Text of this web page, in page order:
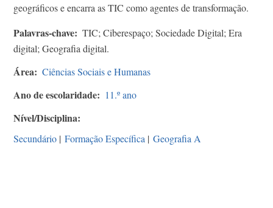
geográficos e encarra as TIC como agentes de transformação.
Palavras-chave
TIC; Ciberespaço; Sociedade Digital; Era
digital; Geografia digital.
Área Ciências Sociais e Humanas
Ano de escolaridade 11.º ano
Nível/Disciplina
Secundário | Formação Específica | Geografia A